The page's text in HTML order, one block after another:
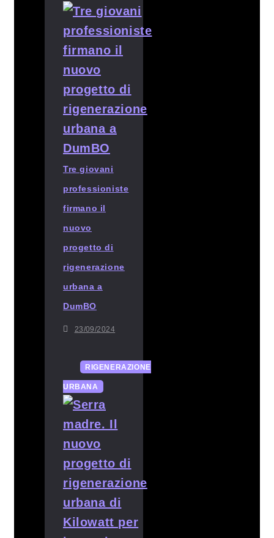
Tre giovani
professioniste
firmano il
nuovo
progetto di
rigenerazione
urbana a
DumBO
23/09/2024
RIGENERAZIONE
URBANA